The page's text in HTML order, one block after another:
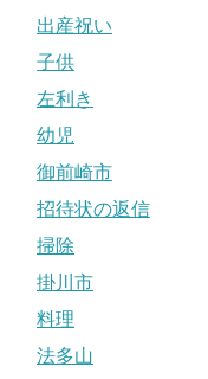
出産祝い
子供
左利き
幼児
御前崎市
招待状の返信
掃除
掛川市
料理
法多山